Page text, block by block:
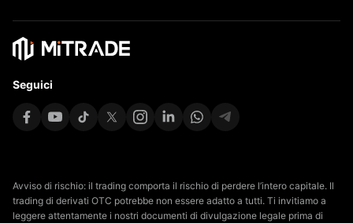
Seguici
Avviso di rischio: il trading comporta il rischio di perdere l’intero capitale. Il
trading di derivati OTC potrebbe non essere adatto a tutti. Ti invitiamo a
leggere attentamente i nostri documenti di divulgazione legale prima di